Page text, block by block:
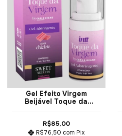
Gel Efeito Virgem
Beijável Toque da
R$85,00
R$76,50 com Pix